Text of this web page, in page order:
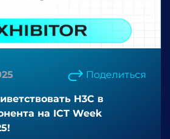
Поделиться
H3C в
на ICT Week